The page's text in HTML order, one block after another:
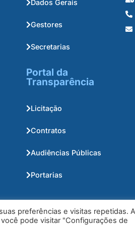
Dados Gerais
Gestores
Secretarias
Portal da
Transparência
Licitação
Contratos
Audiências Públicas
Portarias
preferências e visitas repetidas.
pode visitar "Configurações de